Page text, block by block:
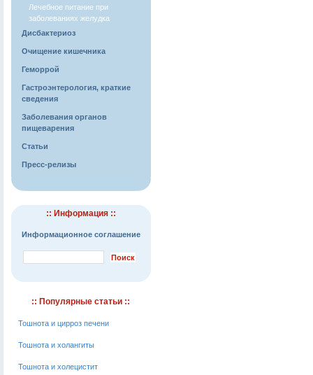
Лечебное питание при
заболеваниях желудка
Дисбактериоз
Очищение кишечника
Геморрой
Гастроэнтерология, краткие
сведения
Заболевания органов
пищеварения
Статьи
Пресс-релизы
:: Информация ::
Информационное соглашение
:: Популярные статьи ::
Тошнота и цирроз печени
Тошнота и холангиты
Тошнота и холецистит